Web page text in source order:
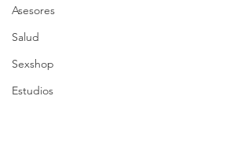
Asesores
Salud
Sexshop
Estudios